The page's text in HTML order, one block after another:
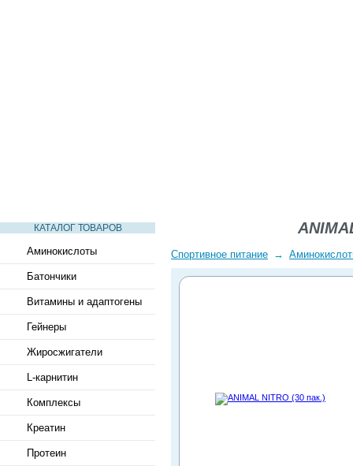
КАТАЛОГ ТОВАРОВ
Аминокислоты
Батончики
Витамины и адаптогены
Гейнеры
Жиросжигатели
L-карнитин
Комплексы
Креатин
Протеин
Спортивное питание →